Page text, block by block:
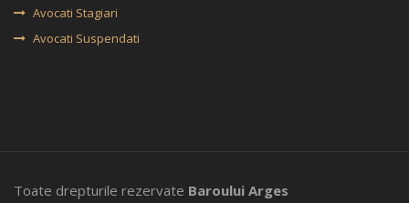
Avocati Stagiari
Avocati Suspendati
Toate drepturile rezervate Baroului Arges